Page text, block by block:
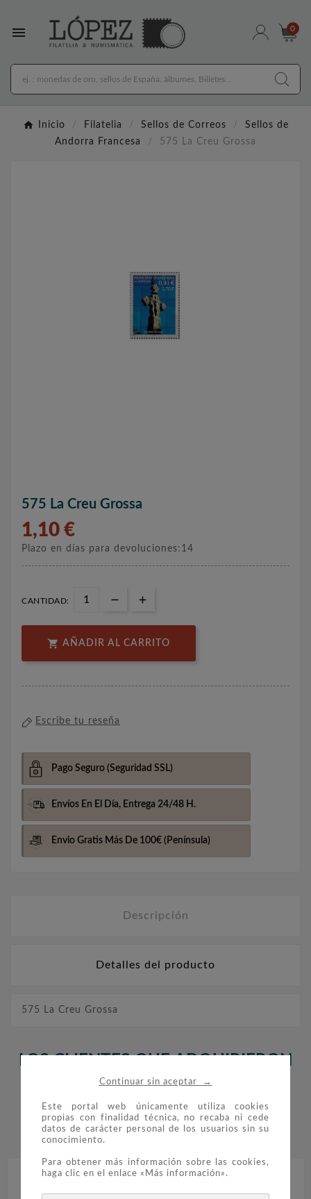
Continuar sin aceptar →
Este portal web únicamente utiliza cookies
propias con finalidad técnica, no recaba ni cede
datos de carácter personal de los usuarios sin su
conocimiento.
Para obtener más información sobre las cookies,
haga clic en el enlace «Más información».
 0
Inicio Filatelia Sellos de Correos
Sellos de
Andorra Francesa
575 La Creu Grossa
575 La Creu Grossa
1,10 €
Plazo en días para devoluciones:14
CANTIDAD:
 AÑADIR AL CARRITO
Escribe tu reseña
Pago Seguro (Seguridad SSL)
Envíos En El Día, Entrega 24/48 H.
Envio Gratis Más De 100€ (Península)
Descripción
Detalles del producto
575 La Creu Grossa
LOS CLIENTES QUE ADQUIRIERON
ESTE PRODUCTO TAMBIÉN
COMPRARON:
 